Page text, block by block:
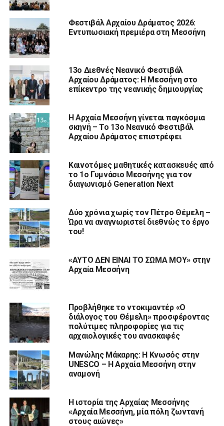
Φεστιβάλ Αρχαίου Δράματος 2026:
Εντυπωσιακή πρεμιέρα στη Μεσσήνη
13ο Διεθνές Νεανικό Φεστιβάλ
Αρχαίου Δράματος: Η Μεσσήνη στο
επίκεντρο της νεανικής δημιουργίας
Η Αρχαία Μεσσήνη γίνεται παγκόσμια
σκηνή – Το 13ο Νεανικό Φεστιβάλ
Αρχαίου Δράματος επιστρέφει
Καινοτόμες μαθητικές κατασκευές από
το 1ο Γυμνάσιο Μεσσήνης για τον
διαγωνισμό Generation Next
Δύο χρόνια χωρίς τον Πέτρο Θέμελη –
Ώρα να αναγνωριστεί διεθνώς το έργο
του!
«ΑΥΤΟ ΔΕΝ ΕΙΝΑΙ ΤΟ ΣΩΜΑ ΜΟΥ» στην
Αρχαία Μεσσήνη
Προβλήθηκε το ντοκιμαντέρ «Ο
διάλογος του Θέμελη» προσφέροντας
πολύτιμες πληροφορίες για τις
αρχαιολογικές του ανασκαφές
Μανώλης Μάκαρης: Η Κνωσός στην
UNESCO – Η Αρχαία Μεσσήνη στην
αναμονή
Η ιστορία της Αρχαίας Μεσσήνης
«Αρχαία Μεσσήνη, μία πόλη ζωντανή
στους αιώνες»